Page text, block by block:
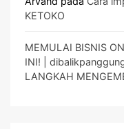
KETOKO
MEMULAI BISNIS
INI! |
LANGKAH